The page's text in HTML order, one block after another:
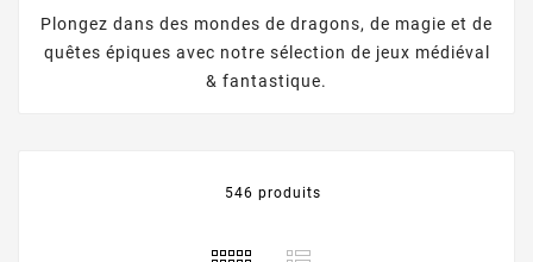
Plongez dans des mondes de dragons, de magie et de
quêtes épiques avec notre sélection de jeux médiéval
& fantastique.
546 produits